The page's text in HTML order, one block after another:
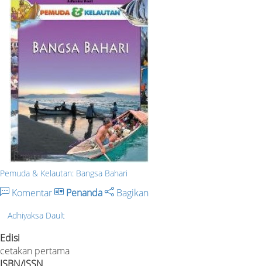
Pemuda & Kelautan: Bangsa Bahari
Komentar Penanda Bagikan
Adhiyaksa Dault
Edisi
cetakan pertama
ISBN/ISSN